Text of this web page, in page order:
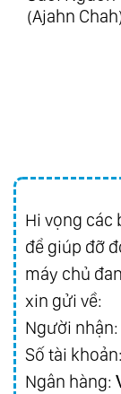
88. Ecos
25
93.Golden
94.Magic
Favoritos
95. Magic
Inolvidables
96.
Magic
(Ajahn
Hi vọng các
để giúp đỡ
máy chủ
xin gửi về:
Người nhận:
Số tài khoản:
Ngân hàng: